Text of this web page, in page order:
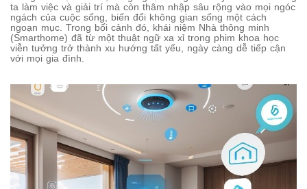
ta làm việc và giải trí mà còn thâm nhập sâu rộng vào mọi ngóc
ngách của cuộc sống, biến đổi không gian sống một cách
ngoạn mục. Trong bối cảnh đó, khái niệm Nhà thông minh
(Smarthome) đã từ một thuật ngữ xa xỉ trong phim khoa học
viễn tưởng trở thành xu hướng tất yếu, ngày càng dễ tiếp cận
với mọi gia đình.